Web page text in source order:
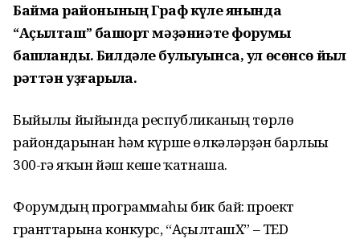
Баймаҡ районының Граф күле янында
“Аҫылташ” башҡорт мәҙәниәте форумы
башланды. Билдәле булыуынса, ул өсөнсө йыл
рәттән уҙғарыла.
Быйылғы йыйында республиканың төрлө
райондарынан һәм күрше өлкәләрҙән барлығы
300-гә яҡын йәш кеше ҡатнаша.
Форумдың программаһы бик бай: проект
гранттарына конкурс, “АҫылташХ” – TED